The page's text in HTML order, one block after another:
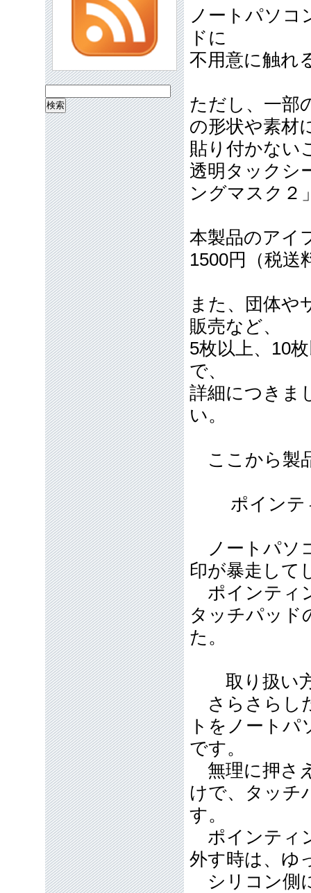
ノートパソコ
ドに
不用意に触れ
ただし、一部
の形状や素材
貼り付かない
透明タックシ
ングマスク２
本製品のアイ
1500円（税送
また、団体や
販売など、
5枚以上、10
で、
詳細につきま
い。
ここから製
ポインテ
ノートパソ
印が暴走して
ポインティ
タッチパッド
た。
取り扱い方
さらさらし
トをノート
です。
無理に押さ
けで、タッチ
す。
ポインティ
外す時は、ゆ
シリコン側
索: